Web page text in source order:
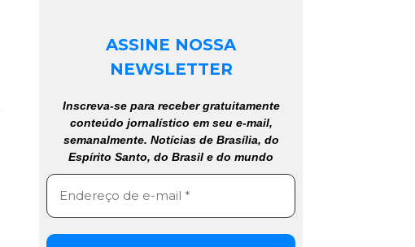
ASSINE NOSSA
NEWSLETTER
Inscreva-se para receber gratuitamente
conteúdo jornalístico em seu e-mail,
semanalmente. Notícias de Brasília, do
Espírito Santo, do Brasil e do mundo